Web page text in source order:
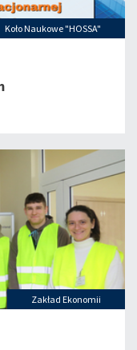
Koło Naukowe "HOSSA"
Zakład Ekonomii